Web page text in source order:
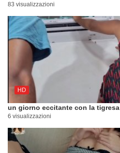
83 visualizzazioni
HD
un giorno eccitante con la tigresa
6 visualizzazioni